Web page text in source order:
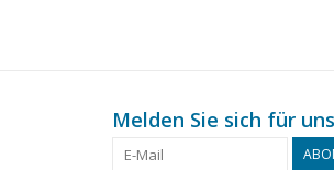
Melden Sie sich für